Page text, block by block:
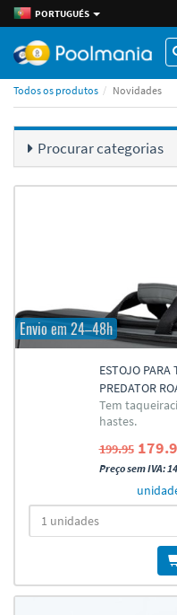
PORTUGUÉS
Todos os produtos Novidades
Procurar categorias
Envio em 24–48h
ESTOJO PARA
PREDATOR
4X8
Tem
hastes.
199.95
Preço sem IVA: